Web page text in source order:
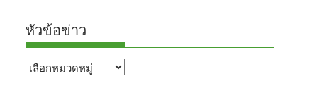
หัวข้อข่าว
หัวข้อ